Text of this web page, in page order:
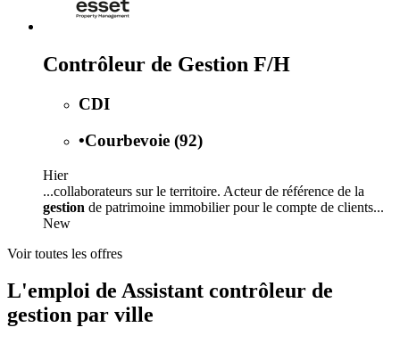
Contrôleur de Gestion F/H
CDI
•Courbevoie (92)
Hier
...collaborateurs sur le territoire. Acteur de référence de la
gestion de patrimoine immobilier pour le compte de clients...
New
Voir toutes les offres
L'emploi de Assistant contrôleur de
gestion par ville